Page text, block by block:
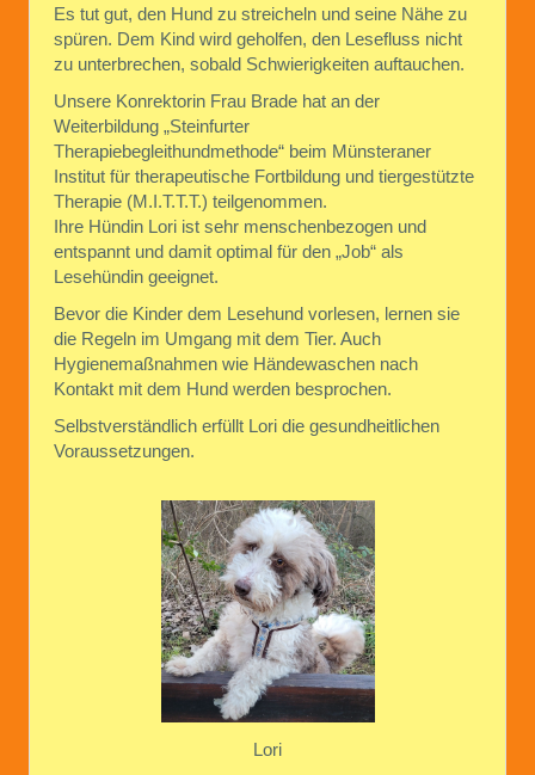
Es tut gut, den Hund zu streicheln und seine Nähe zu
spüren. Dem Kind wird geholfen, den Lesefluss nicht
zu unterbrechen, sobald Schwierigkeiten auftauchen.
Unsere Konrektorin Frau Brade hat an der
Weiterbildung „Steinfurter
Therapiebegleithundmethode“ beim Münsteraner
Institut für therapeutische Fortbildung und tiergestützte
Therapie (M.I.T.T.T.) teilgenommen.
Ihre Hündin Lori ist sehr menschenbezogen und
entspannt und damit optimal für den „Job“ als
Lesehündin geeignet.
Bevor die Kinder dem Lesehund vorlesen, lernen sie
die Regeln im Umgang mit dem Tier. Auch
Hygienemaßnahmen wie Händewaschen nach
Kontakt mit dem Hund werden besprochen.
Selbstverständlich erfüllt Lori die gesundheitlichen
Voraussetzungen.
Lori